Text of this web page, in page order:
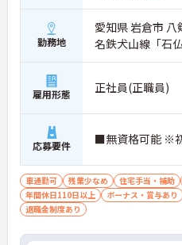
勤務地
愛知県 岩倉市
名鉄犬山線「石
雇用形態 正社員(正職員)
応募要件 ■無資格可能 ※
車通勤可 残業少なめ 住宅手当・補助
年間休日110日以上
ボーナス・賞与あり
退職金制度あり